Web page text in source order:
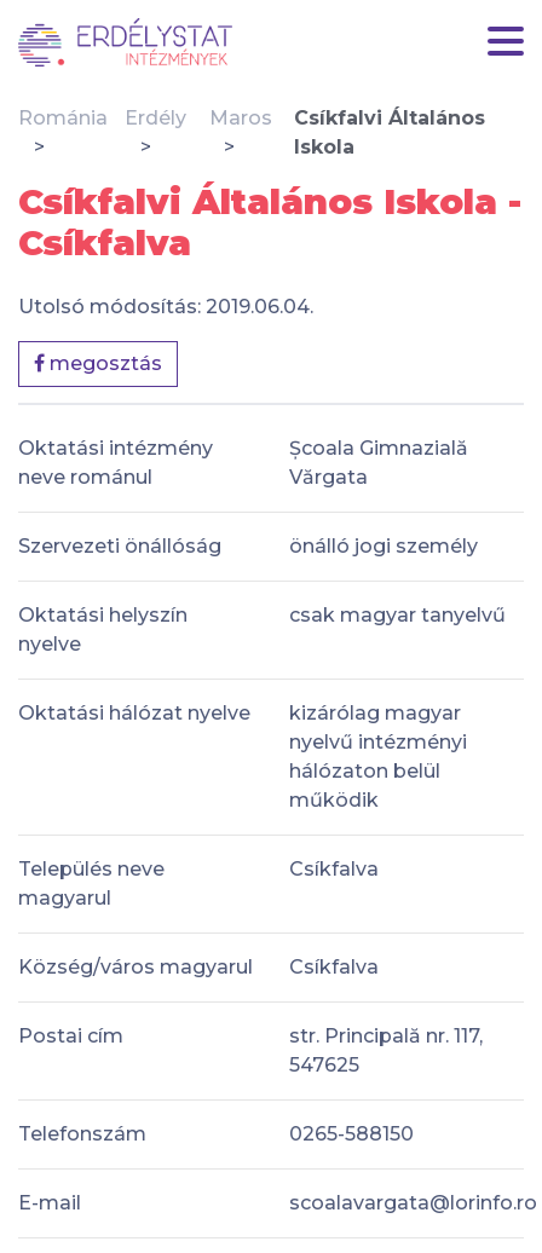
Románia Erdély Maros
Csíkfalvi Általános
Iskola
Csíkfalvi Általános Iskola -
Csíkfalva
Utolsó módosítás: 2019.06.04.
megosztás
Oktatási intézmény
neve románul
Școala Gimnazială
Vărgata
Szervezeti önállóság önálló jogi személy
Oktatási helyszín
nyelve
csak magyar tanyelvű
Oktatási hálózat nyelve
kizárólag magyar
nyelvű intézményi
hálózaton belül
működik
Település neve
magyarul
Csíkfalva
Község/város magyarul Csíkfalva
Postai cím
str. Principală nr. 117,
547625
Telefonszám 0265-588150
E-mail scoalavargata@lorinfo.ro